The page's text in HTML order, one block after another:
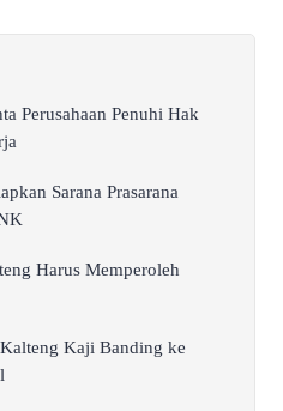
Perusahaan Penuhi Hak
Sarana Prasarana
Harus Memperoleh
Kaji Banding ke